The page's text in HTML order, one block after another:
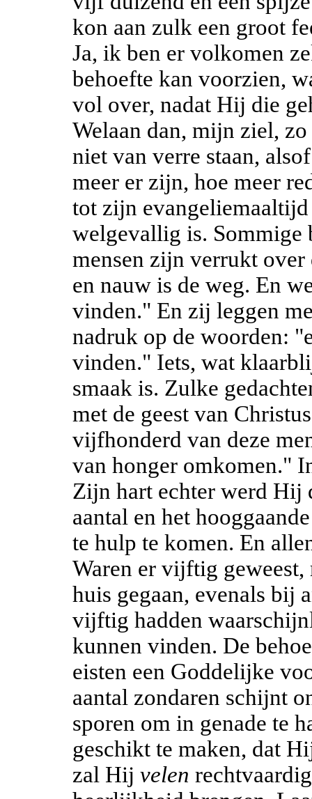
kon aan zulk een groot
Ja, ik ben er volkomen
behoefte kan voorzien,
vol over, nadat Hij die
Welaan dan, mijn ziel,
niet van verre staan,
meer er zijn, hoe meer
tot zijn
welgevallig is. Sommige
mensen zijn verrukt over
en nauw is de weg. En
vinden." En zij leggen
nadruk op de woorden:
vinden." Iets, wat
smaak is. Zulke
met de geest van
vijfhonderd van deze
van honger omkomen."
Zijn hart echter werd Hij
aantal en het
te hulp te komen. En
Waren er vijftig
huis gegaan, evenals bij
vijftig hadden
kunnen vinden. De
eisten een Goddelijke
aantal zondaren schijnt
sporen om in genade te
geschikt te maken, dat
zal Hijvelen